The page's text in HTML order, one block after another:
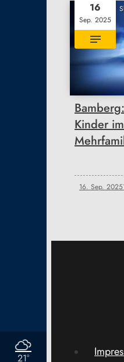
21°
16
Sep. 2025
Kinder
16. Sep. 2025